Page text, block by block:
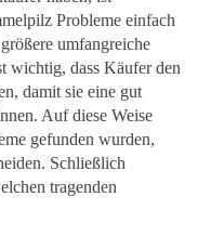
Probleme einfach
umfangreiche
wichtig, dass Käufer den
damit sie eine gut
Auf diese Weise
gefunden wurden,
Schließlich
tragenden